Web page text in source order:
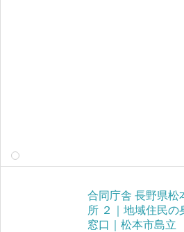
合同庁舎 長野県松
所 ２｜地域住民の
窓口｜松本市島立